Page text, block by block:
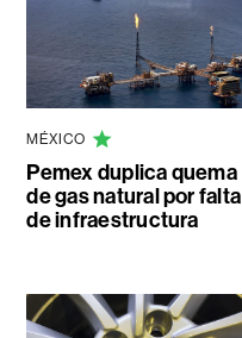
MÉXICO
Pemex duplica quema
de gas natural por falta
de infraestructura